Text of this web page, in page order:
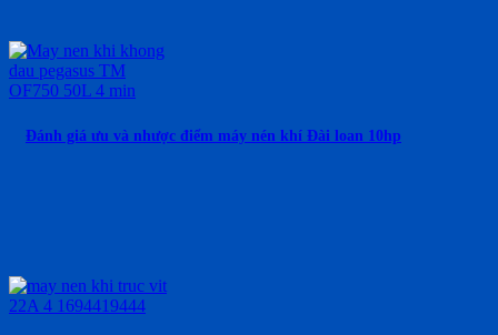
Đánh giá ưu và nhược điểm máy nén khí Đài loan 10hp